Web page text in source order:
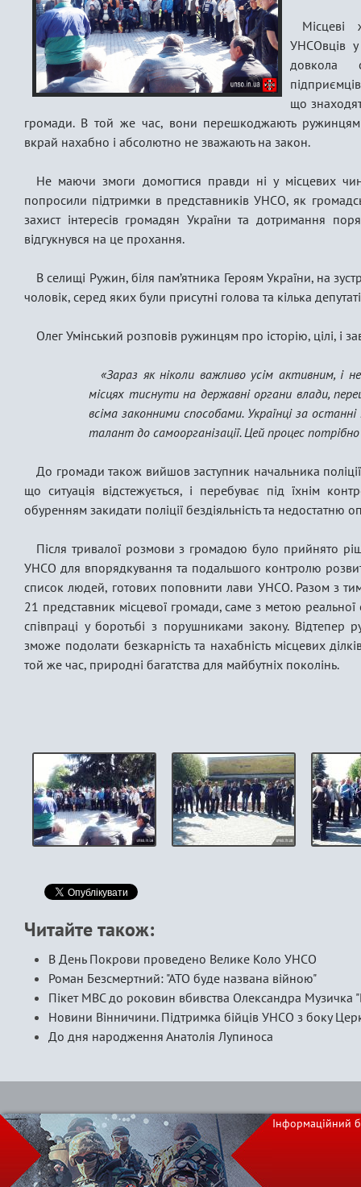
Місцеві
УНСОвців у
довкола
що
громади. В той же час, вони перешкоджають ружинцям
вкрай нахабно і абсолютно не зважають на закон.
Не маючи змоги домогтися правди ні у місцевих
попросили підтримки в представників УНСО, як
захист інтересів громадян України та дотримання
відгукнувся на це прохання.
В селищі Ружин, біля пам’ятника Героям України, на
чоловік, серед яких були присутні голова та кілька
Олег Умінський розповів ружинцям про історію, цілі, і
«Зараз як ніколи важливо усім активним, і
місцях тиснути на державні органи влади,
всіма законними способами. Українці за
талант до самоорганізації. Цей процес
До громади також вийшов заступник начальника
що ситуація відстежується, і перебуває під їхнім
обуренням закидати поліції бездіяльність та недостатню
Після тривалої розмови з громадою було прийнято
УНСО для впорядкування та подальшого контролю
список людей, готових поповнити лави УНСО. Разом з
21 представник місцевої громади, саме з метою реальної
співпраці у боротьбі з порушниками закону.
зможе подолати безкарність та нахабність місцевих
той же час, природні багатства для майбутніх поколінь.
Читайте також:
В День Покрови проведено Велике Коло УНСО
Роман Безсмертний: "АТО буде названа війною"
Пікет МВС до роковин вбивства Олександра Музичка
Новини Вінничини. Підтримка бійців УНСО з боку
До дня народження Анатолія Лупиноса
Інформаційний